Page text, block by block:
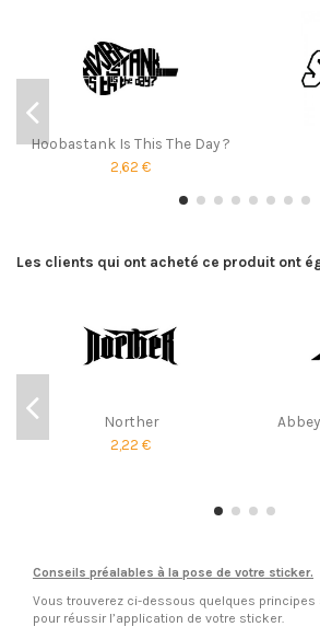
Hoobastank Is This The Day ?
2,62 €
Les clients qui ont acheté ce produit ont
Norther
2,22 €
Conseils préalables à la pose de votre sticker.
Vous trouverez ci-dessous quelques
pour réussir l’application de votre sticker.